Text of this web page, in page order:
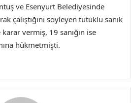
ve Esenyurt Belediyesinde
çalıştığını söyleyen tutuklu sanık
karar vermiş, 19 sanığın ise
hükmetmişti.